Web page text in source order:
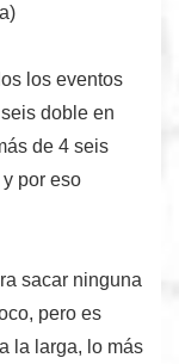
los eventos
doble en
de 4 seis
y por eso
sacar ninguna
pero es
a la larga, lo más